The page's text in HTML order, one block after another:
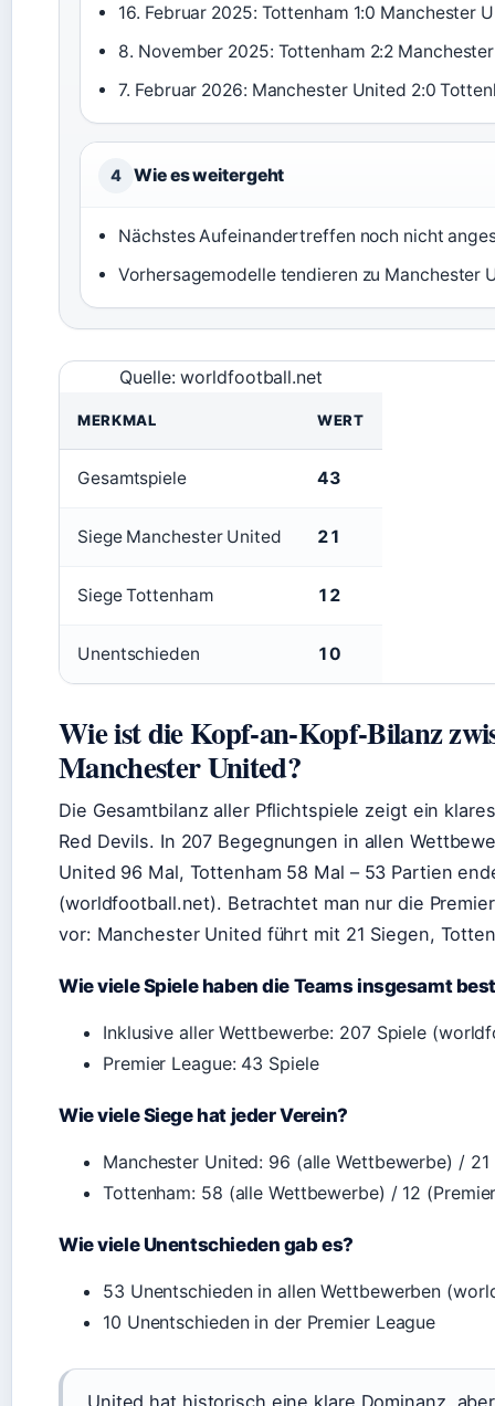
16. Februar 2025: Tottenham 1:0 Manchester
8. November 2025: Tottenham 2:2
7. Februar 2026: Manchester United 2:0
4 Wie es weitergeht
Nächstes Aufeinandertreffen noch nicht
Vorhersagemodelle tendieren zu Manchester
Quelle: worldfootball.net
MERKMAL WERT
Gesamtspiele 43
Siege Manchester United 21
Siege Tottenham 12
Unentschieden 10
Wie ist die Kopf-an-Kopf-Bilanz
Manchester United?
Die Gesamtbilanz aller Pflichtspiele zeigt ein
Red Devils. In 207 Begegnungen in allen
United 96 Mal, Tottenham 58 Mal – 53 Partien
(worldfootball.net). Betrachtet man nur die
vor: Manchester United führt mit 21 Siegen,
Wie viele Spiele haben die Teams insgesamt
Inklusive aller Wettbewerbe: 207 Spiele
Premier League: 43 Spiele
Wie viele Siege hat jeder Verein?
Manchester United: 96 (alle Wettbewerbe) / 21
Tottenham: 58 (alle Wettbewerbe) / 12
Wie viele Unentschieden gab es?
53 Unentschieden in allen Wettbewerben
10 Unentschieden in der Premier League
„United hat historisch eine klare Dominanz,